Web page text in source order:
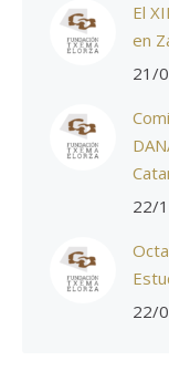
El
en
21/
22/
22/